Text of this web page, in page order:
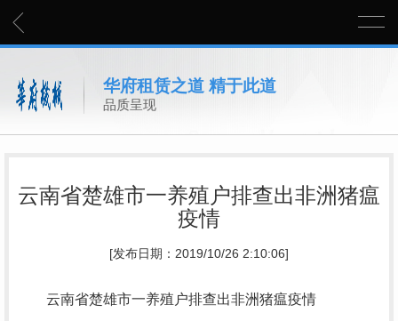
华府租赁之道 精于此道
品质呈现
云南省楚雄市一养殖户排查出非洲猪瘟
疫情
[发布日期：2019/10/26 2:10:06]
云南省楚雄市一养殖户排查出非洲猪瘟疫情